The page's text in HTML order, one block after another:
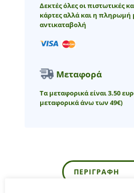
Δεκτές όλες οι πιστωτικές
κάρτες αλλά και η πληρωμή
αντικαταβολή
Μεταφορά
Τα μεταφορικά είναι 3.50
μεταφορικά άνω των 49€)
ΠΕΡΙΓΡΑΦΉ